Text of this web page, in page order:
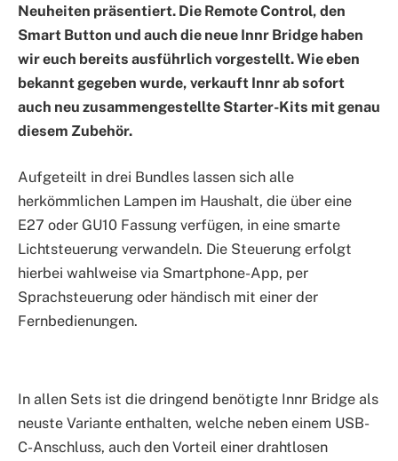
Neuheiten präsentiert. Die Remote Control, den
Smart Button und auch die neue Innr Bridge haben
wir euch bereits ausführlich vorgestellt. Wie eben
bekannt gegeben wurde, verkauft Innr ab sofort
auch neu zusammengestellte Starter-Kits mit genau
diesem Zubehör.
Aufgeteilt in drei Bundles lassen sich alle
herkömmlichen Lampen im Haushalt, die über eine
E27 oder GU10 Fassung verfügen, in eine smarte
Lichtsteuerung verwandeln. Die Steuerung erfolgt
hierbei wahlweise via Smartphone-App, per
Sprachsteuerung oder händisch mit einer der
Fernbedienungen.
In allen Sets ist die dringend benötigte Innr Bridge als
neuste Variante enthalten, welche neben einem USB-
C-Anschluss, auch den Vorteil einer drahtlosen